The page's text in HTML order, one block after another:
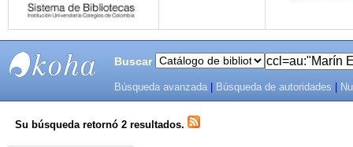
SISTEMAS
Buscar
Búsqueda avanzada Búsqueda de autoridades
Su búsqueda retornó 2 resultados.